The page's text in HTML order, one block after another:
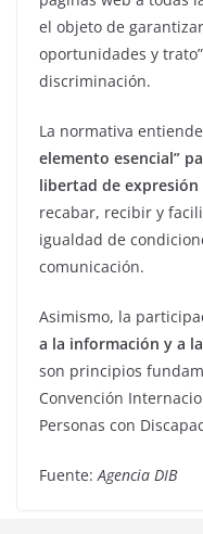
el objeto de
oportunidades y
discriminación.
La normativa
elemento esencial”
libertad de
recabar, recibir y
igualdad de
comunicación.
Asimismo, la
a la información y a
son principios
Convención
Personas con
Fuente:Agencia DIB